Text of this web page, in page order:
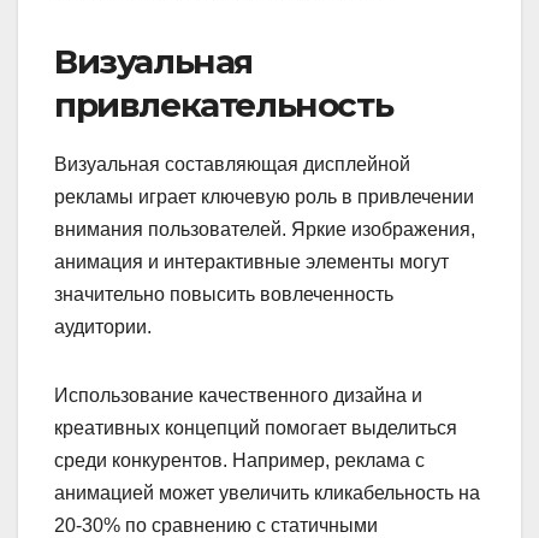
Визуальная
привлекательность
Визуальная составляющая дисплейной
рекламы играет ключевую роль в привлечении
внимания пользователей. Яркие изображения,
анимация и интерактивные элементы могут
значительно повысить вовлеченность
аудитории.
Использование качественного дизайна и
креативных концепций помогает выделиться
среди конкурентов. Например, реклама с
анимацией может увеличить кликабельность на
20-30% по сравнению с статичными